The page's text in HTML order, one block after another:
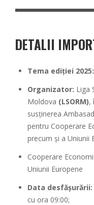
DETALII
Tema ediției 2025:
Organizator: Liga
Moldova (LSORM),
susținerea
pentru Cooperare
precum și a Uniunii
Cooperare
Uniunii Europene
Data desfășurării:
cu ora 09:00;